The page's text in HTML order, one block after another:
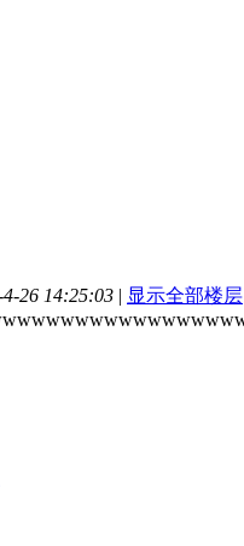
26 14:25:03 | 显示全部楼层